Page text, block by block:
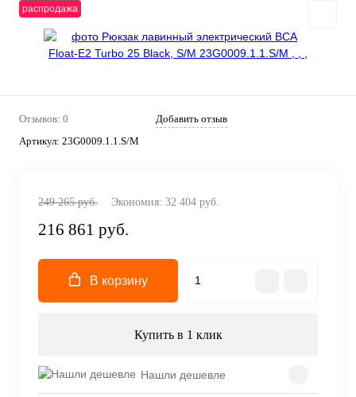
распродажа
Отзывов: 0
Добавить отзыв
Артикул: 23G0009.1.1.S/M
249 265 руб. Экономия: 32 404 руб.
216 861 руб.
В корзину
Купить в 1 клик
Нашли дешевле